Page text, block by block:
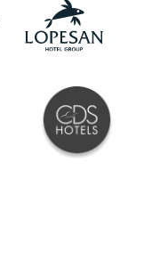
göre bir